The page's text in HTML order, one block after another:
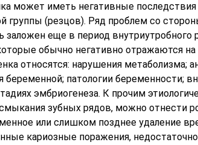
может иметь негативные последствия
группы (резцов). Ряд проблем со
еще в период внутриутробного
обычно негативно отражаются
относятся: нарушения метаболизма;
беременной; патологии беременности;
эмбриогенеза. К прочим
зубных рядов, можно отнести
или слишком позднее удаление
кариозные поражения,